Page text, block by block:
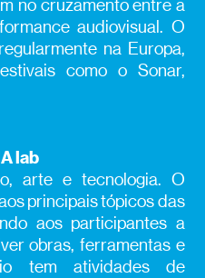
no cruzamento entre a
audiovisual. O
na Europa,
como o Sonar,
lab
arte e tecnologia. O
principais tópicos das
aos participantes a
obras, ferramentas e
tem atividades de